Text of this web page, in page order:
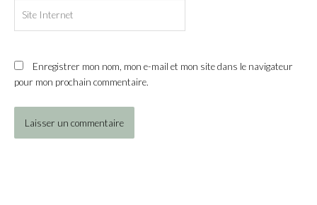
Internet
Enregistrer mon nom, mon e-mail et mon site dans le navigateur
pour mon prochain commentaire.